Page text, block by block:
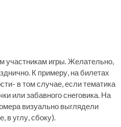
участникам игры. Желательно,
К примеру, на билетах
в том случае, если тематика
или забавного снеговика. На
визуально выглядели
в углу, сбоку).